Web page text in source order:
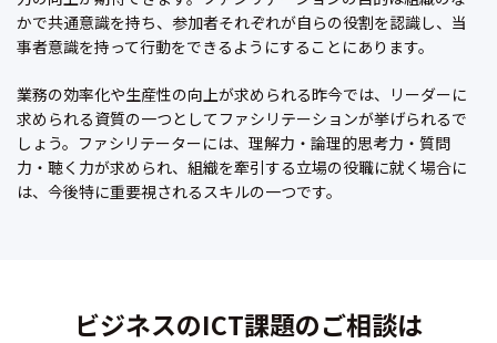
かで共通意識を持ち、参加者それぞれが自らの役割を認識し、当
事者意識を持って行動をできるようにすることにあります。
業務の効率化や生産性の向上が求められる昨今では、リーダーに
求められる資質の一つとしてファシリテーションが挙げられるで
しょう。ファシリテーターには、理解力・論理的思考力・質問
力・聴く力が求められ、組織を牽引する立場の役職に就く場合に
は、今後特に重要視されるスキルの一つです。
ビジネスのICT課題のご相談は